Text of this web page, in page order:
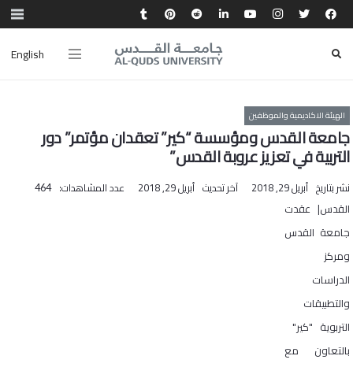
English
الهيئة الاكاديمية والموظفين
جامعة القدس ومؤسسة “كير” تعقدان مؤتمر” دور
التربية في تعزيز عروبة القدس”
نشر بتاريخ أبريل 29, 2018 آخر تحديث أبريل 29, 2018 عدد المشاهدات: 464
القدس| عقدت
جامعة القدس
ومركز
الدراسات
والتطبيقات
التربوية "كير"
بالتعاون مع